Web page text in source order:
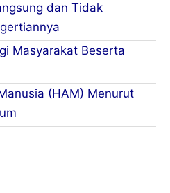
dan Tidak
Masyarakat Beserta
(HAM) Menurut